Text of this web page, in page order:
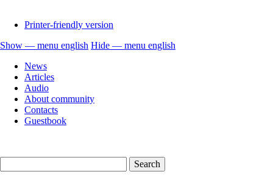
Printer-friendly version
menu
english
Show — menu english Hide — menu english
News
Articles
Audio
About community
Contacts
Guestbook